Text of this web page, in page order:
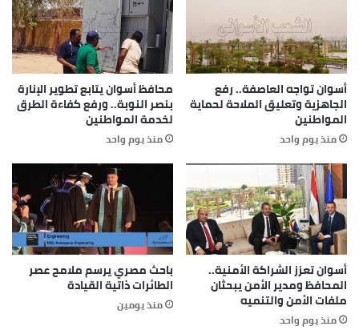
أسوان تواجه العاصفة.. رفع
الجاهزية وتعليق الملاحة لحماية
المواطنين
منذ يوم واحد
محافظ أسوان يتابع تطوير الإنارة
بنصر النوبة.. ورفع كفاءة الطرق
لخدمة المواطنين
منذ يوم واحد
أسوان تعزز الشراكة الأمنية..
المحافظ ومدير الأمن يبحثان
ملفات الأمن والتنميه
منذ يوم واحد
باحث مصري يرسم ملامح عصر
الطائرات ذاتية القيادة
منذ يومين